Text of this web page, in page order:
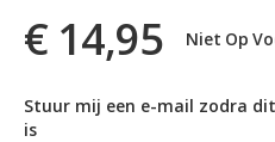
€ 14,95 Niet Op
Stuur mij een e-mail zodra
is